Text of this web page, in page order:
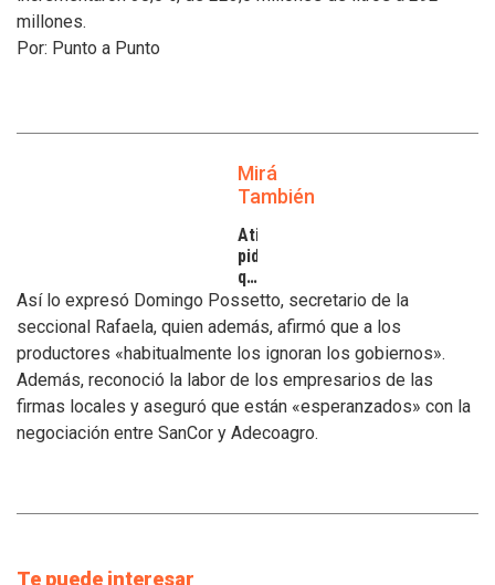
millones.
Por: Punto a Punto
Mirá
También
Atilra
pide
que
se
atiendan
inconvenientes
de
los
tamberos
Así lo expresó Domingo Possetto, secretario de la
seccional Rafaela, quien además, afirmó que a los
productores «habitualmente los ignoran los gobiernos».
Además, reconoció la labor de los empresarios de las
firmas locales y aseguró que están «esperanzados» con la
negociación entre SanCor y Adecoagro.
Te puede interesar